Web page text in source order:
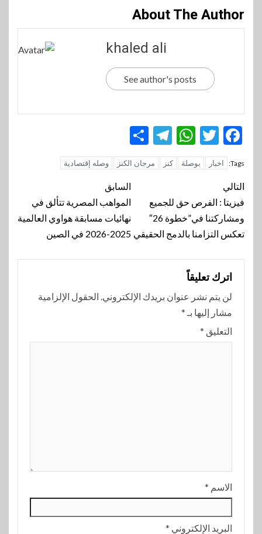
About The Author
khaled ali
See author's posts
Facebook
Twitter
WhatsApp
Telegram
Tags: اخبار بوصلة كنز مرجان الكنز وصله إقتصادية
تنقل
المقالة
السابق
المواهب المصرية تتألق في
نهائيات مسابقة هواوي العالمية
2025-2026 في الصين
التالي
فيزيتا : الفرص حق للجميع
ومشاركتنا في”خطوة 26″
تعكس التزامنا بالدمج الحقيقي
اترك تعليقاً
لن يتم نشر عنوان بريدك الإلكتروني. الحقول الإلزامية
مشار إليها بـ *
التعليق *
الاسم *
البريد الإلكتروني *